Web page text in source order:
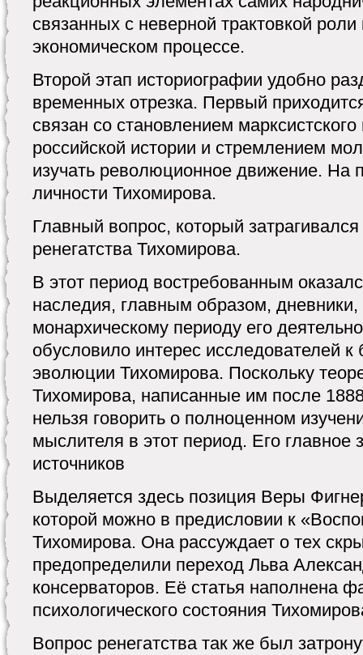
связанных с неверной трактовкой
экономическом процессе.
Второй этап историографии удобно
временных отрезка. Первый
связан со становлением
российской истории и стремлением
изучать революционное движение. На
личности Тихомирова.
Главный вопрос, который
ренегатства Тихомирова.
В этот период востребованным
наследия, главным образом,
монархическому периоду его
обусловило интерес исследователей
эволюции Тихомирова. Поскольку
Тихомирова, написанные им после
нельзя говорить о полноценном
мыслителя в этот период. Его главное
источников
Выделяется здесь позиция Веры
которой можно в предисловии к
Тихомирова. Она рассуждает о тех
предопределили переход Льва
консерваторов. Её статья наполнена
психологического состояния
Вопрос ренегатства так же был